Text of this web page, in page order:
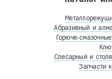
Абразивный и
Горюче-
Слесарный и
Запчасти